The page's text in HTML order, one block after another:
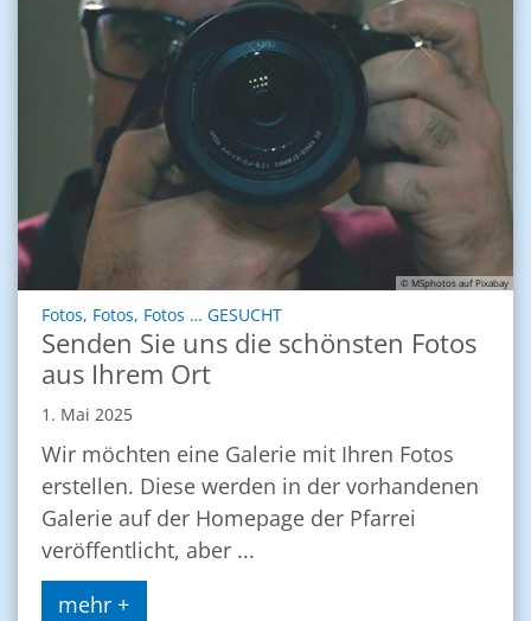
© MSphotos auf Pixabay
Fotos, Fotos, Fotos … GESUCHT:
Senden Sie uns die schönsten Fotos
aus Ihrem Ort
1. Mai 2025
Wir möchten eine Galerie mit Ihren Fotos
erstellen. Diese werden in der vorhandenen
Galerie auf der Homepage der Pfarrei
veröffentlicht, aber ...
mehr +